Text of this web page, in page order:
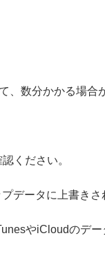
数分かかる場合が
ください。
データに上書きさ
やiCloudのデー